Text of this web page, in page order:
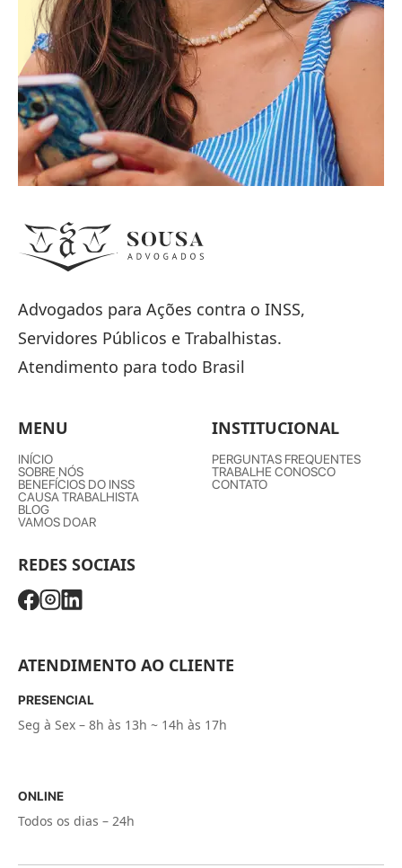
Advogados para Ações contra o INSS,
Servidores Públicos e Trabalhistas.
Atendimento para todo Brasil
MENU
INÍCIO
SOBRE NÓS
BENEFÍCIOS DO INSS
CAUSA TRABALHISTA
BLOG
VAMOS DOAR
INSTITUCIONAL
PERGUNTAS FREQUENTES
TRABALHE CONOSCO
CONTATO
REDES SOCIAIS
ATENDIMENTO AO CLIENTE
PRESENCIAL
Seg à Sex – 8h às 13h ~ 14h às 17h
ONLINE
Todos os dias – 24h